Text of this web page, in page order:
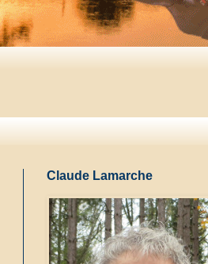
Claude Lamarche